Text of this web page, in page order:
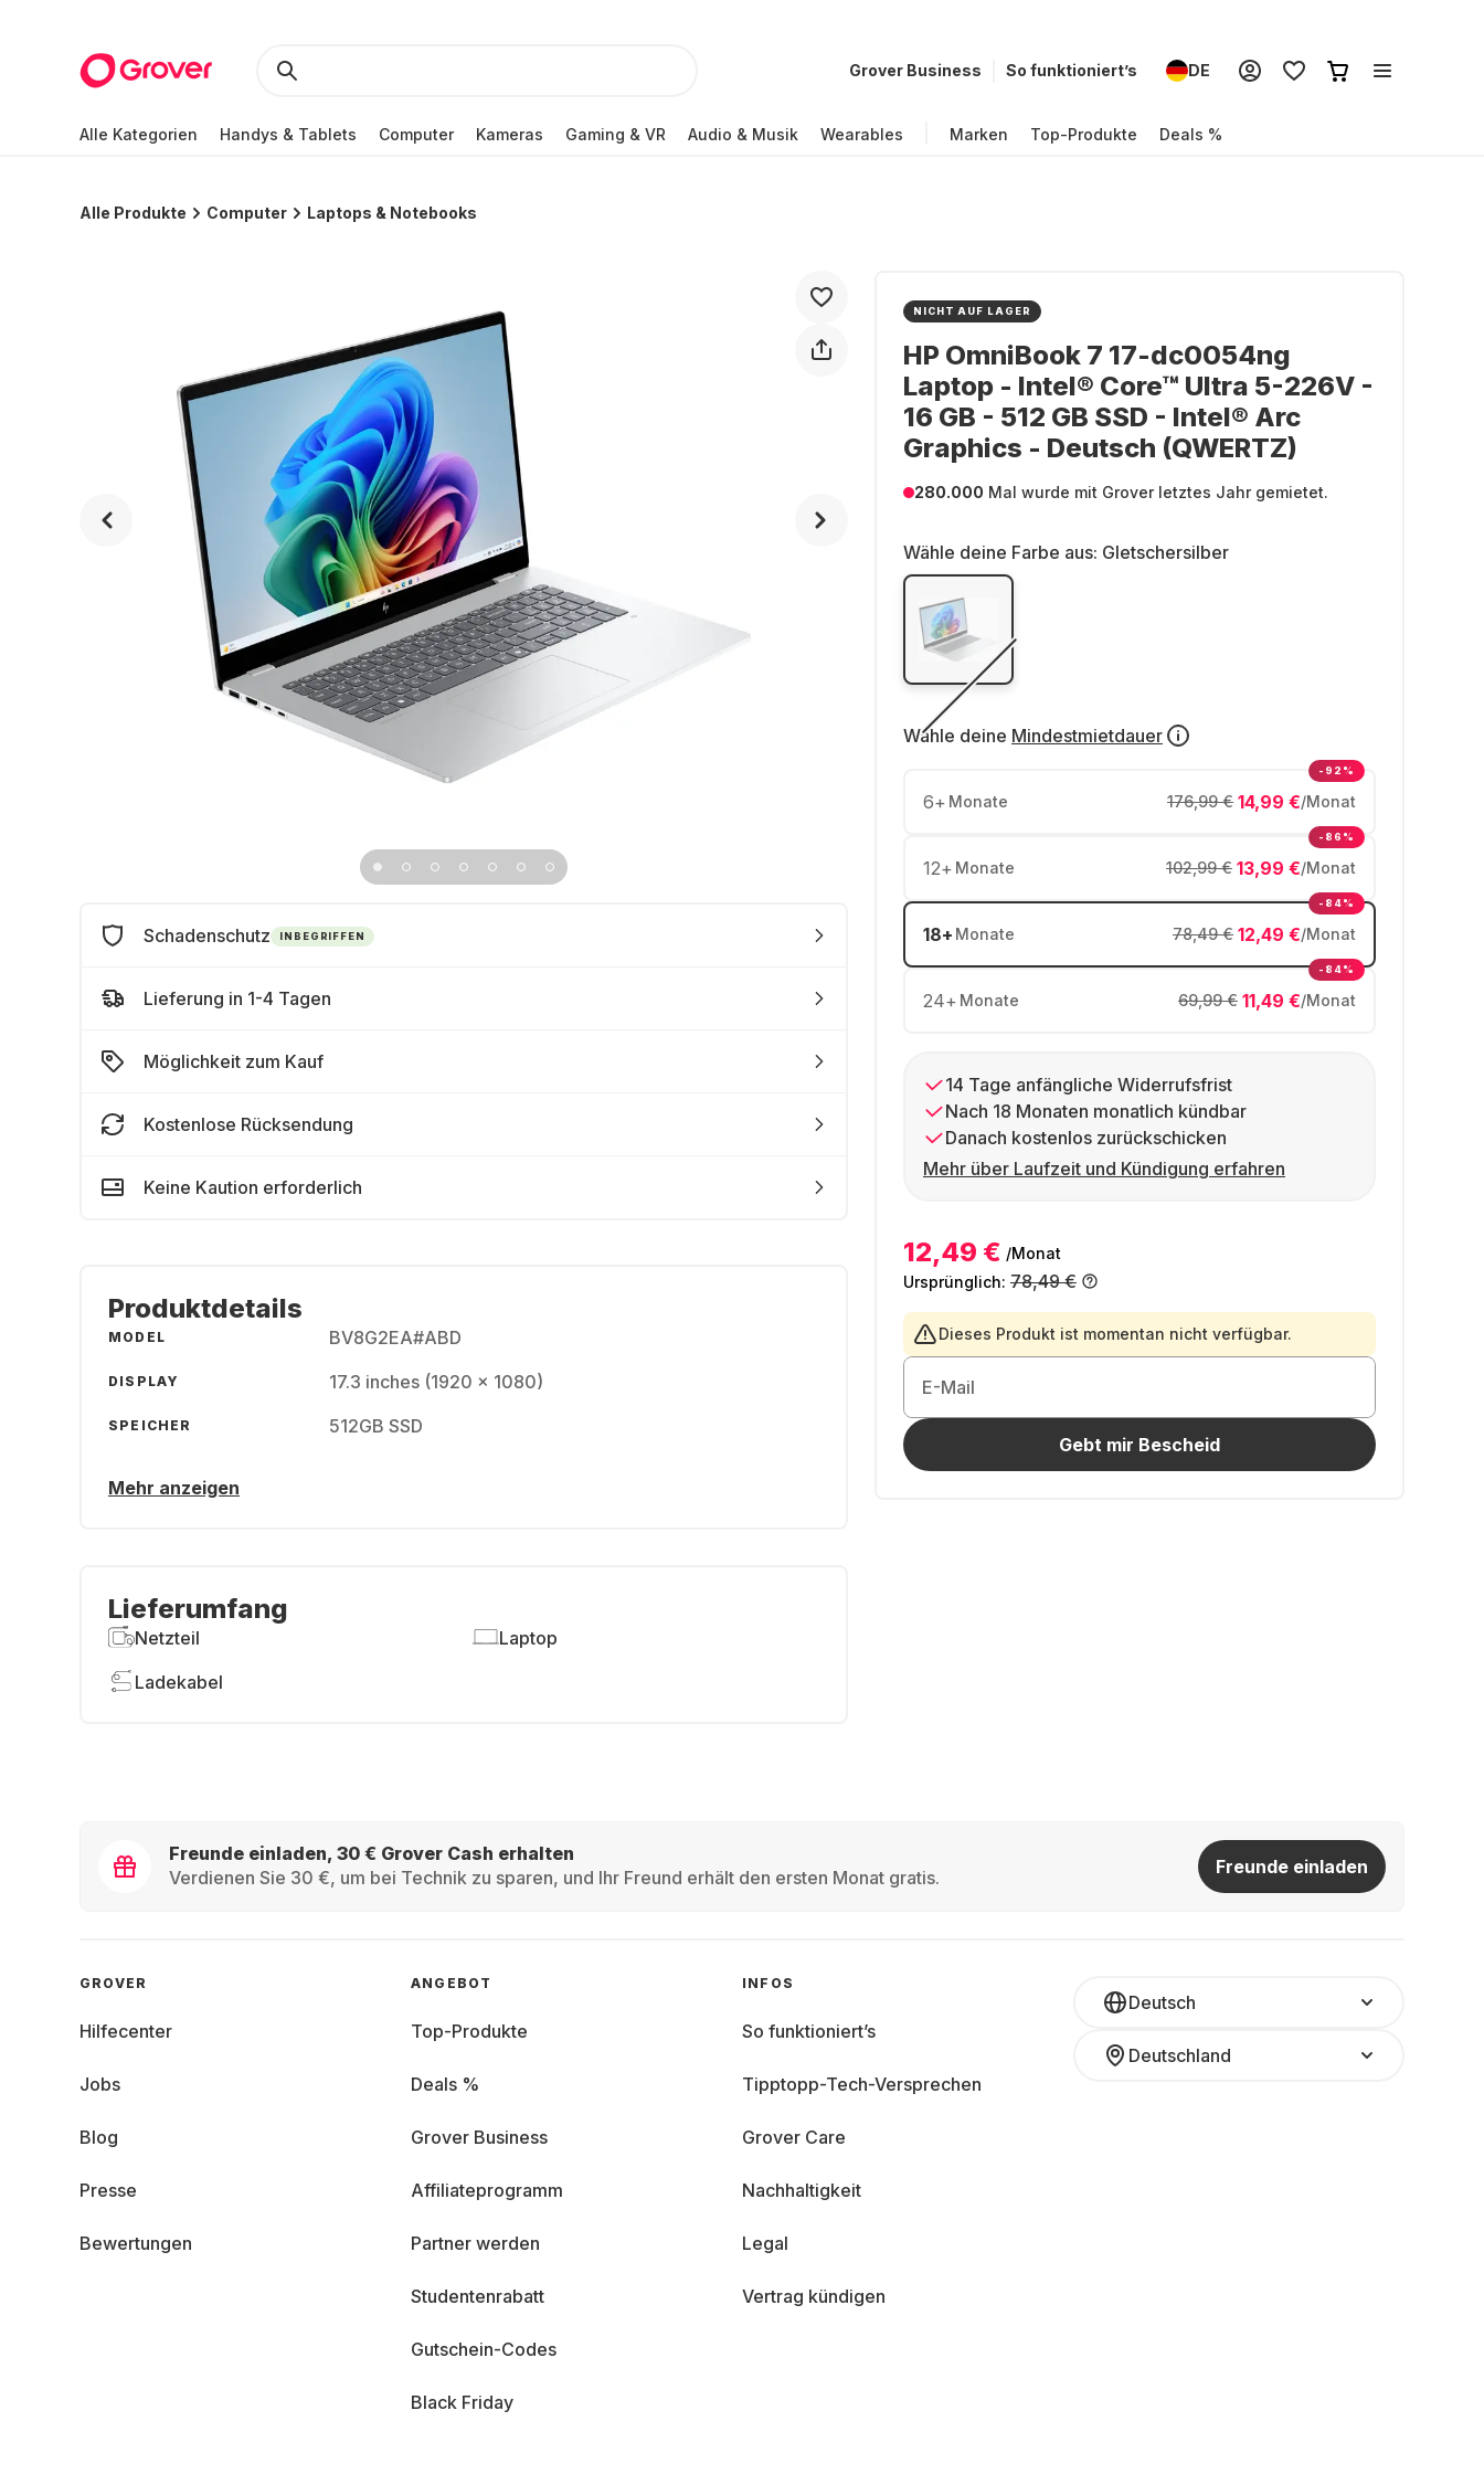
Grover Business So funktioniert’s DE
Alle Kategorien Handys & Tablets Computer Kameras Gaming & VR Audio & Musik Wearables Marken Top-Produkte Deals %
Alle Produkte Computer Laptops & Notebooks
NICHT AUF LAGER
HP OmniBook 7 17-dc0054ng
Laptop - Intel® Core™ Ultra 5-226V -
16 GB - 512 GB SSD - Intel® Arc
Graphics - Deutsch (QWERTZ)
280.000 Mal wurde mit Grover letztes Jahr gemietet.
Wähle deine Farbe aus: Gletschersilber
Wähle deine Mindestmietdauer
6+ Monate 14,99 €/Monat
176,99 €
-92%
12+ Monate 13,99 €/Monat
102,99 €
-86%
18+ Monate 12,49 €/Monat
78,49 €
-84%
24+ Monate 11,49 €/Monat
69,99 €
-84%
14 Tage anfängliche Widerrufsfrist
Nach 18 Monaten monatlich kündbar
Danach kostenlos zurückschicken
Mehr über Laufzeit und Kündigung erfahren
12,49 € /Monat
Ursprünglich: 78,49 €
Dieses Produkt ist momentan nicht verfügbar.
E-Mail
Gebt mir Bescheid
Schadenschutz INBEGRIFFEN
Lieferung in 1-4 Tagen
Möglichkeit zum Kauf
Kostenlose Rücksendung
Keine Kaution erforderlich
Produktdetails
MODEL BV8G2EA#ABD
DISPLAY 17.3 inches (1920 x 1080)
SPEICHER 512GB SSD
Mehr anzeigen
Lieferumfang
Netzteil
Laptop
Ladekabel
Freunde einladen, 30 € Grover Cash erhalten
Verdienen Sie 30 €, um bei Technik zu sparen, und Ihr Freund erhält den ersten Monat gratis.
Freunde einladen
Deutsch
Deutschland
GROVER
Hilfecenter
Jobs
Blog
Presse
Bewertungen
ANGEBOT
Top-Produkte
Deals %
Grover Business
Affiliateprogramm
Partner werden
Studentenrabatt
Gutschein-Codes
Black Friday
INFOS
So funktioniert’s
Tipptopp-Tech-Versprechen
Grover Care
Nachhaltigkeit
Legal
Vertrag kündigen